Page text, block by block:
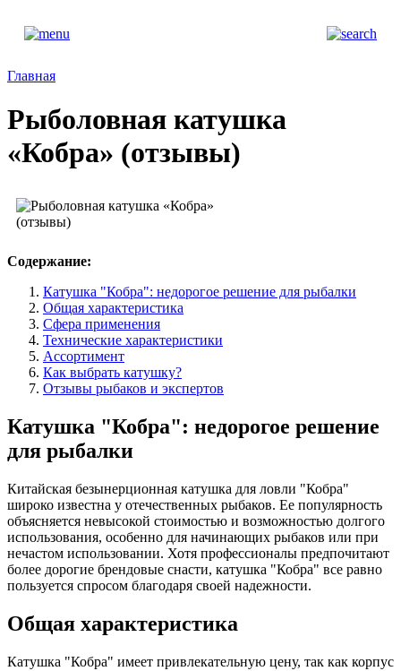
Главная
Рыболовная катушка
«Кобра» (отзывы)
Содержание:
Катушка "Кобра": недорогое решение для рыбалки
Общая характеристика
Сфера применения
Технические характеристики
Ассортимент
Как выбрать катушку?
Отзывы рыбаков и экспертов
Катушка "Кобра": недорогое решение
для рыбалки
Китайская безынерционная катушка для ловли "Кобра"
широко известна у отечественных рыбаков. Ее популярность
объясняется невысокой стоимостью и возможностью долгого
использования, особенно для начинающих рыбаков или при
нечастом использовании. Хотя профессионалы предпочитают
более дорогие брендовые снасти, катушка "Кобра" все равно
пользуется спросом благодаря своей надежности.
Общая характеристика
Катушка "Кобра" имеет привлекательную цену, так как корпус